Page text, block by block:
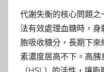
代謝失衡的核心問題
法有效處理血糖時，
胞吸收糖分，長期下
素濃度居高不下。高